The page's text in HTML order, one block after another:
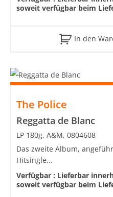
soweit verfügbar beim
In den
The Police
Reggatta de Blanc
LP 180g, A&M, 0804608
Das zweite Album,
Hitsingle...
Verfügbar : Lieferbar
soweit verfügbar beim